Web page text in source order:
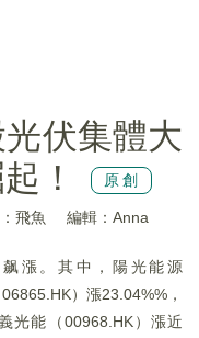
光伏集體大
！
原創
飛魚 編輯：Anna
漲。其中，陽光能源
）漲23.04%%，
光能（00968.HK）漲近